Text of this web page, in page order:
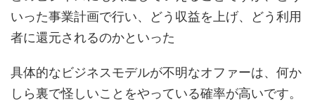
いった事業計画で行い、どう収益を上げ、どう利用
者に還元されるのかといった
具体的なビジネスモデルが不明なオファーは、何か
しら裏で怪しいことをやっている確率が高いです。